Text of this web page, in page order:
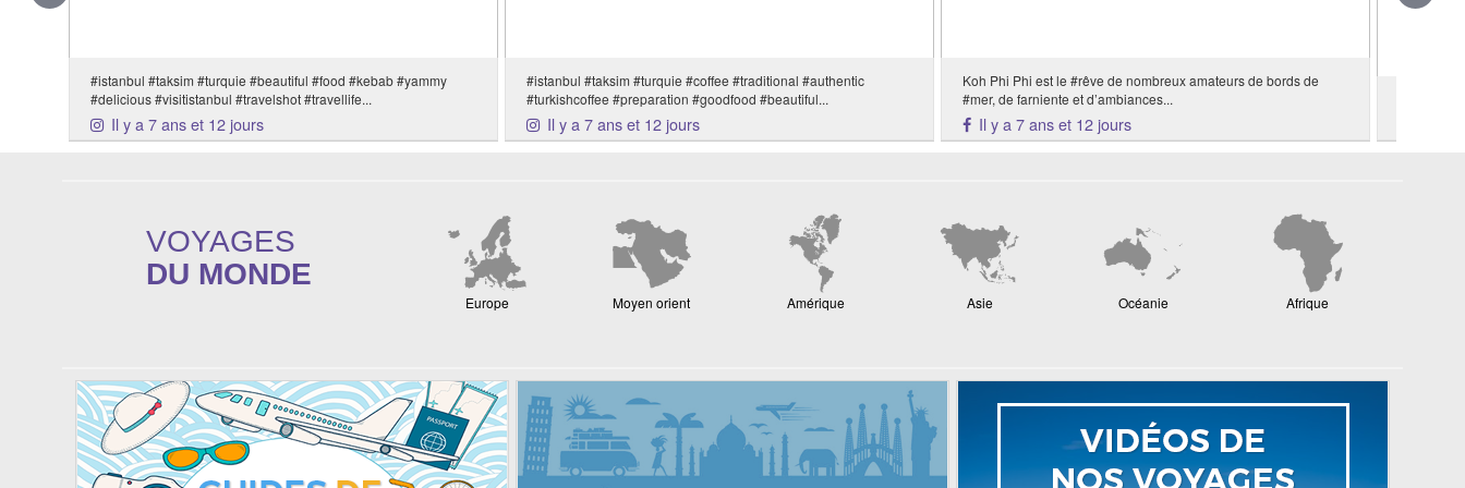
#istanbul #taksim #turquie #beautiful #food #kebab #yammy
#delicious #visitistanbul #travelshot #travellife...
Il y a 7 ans et 12 jours
#istanbul #taksim #turquie #coffee #traditional #authentic
#turkishcoffee #preparation #goodfood #beautiful...
Il y a 7 ans et 12 jours
Koh Phi Phi est le #rêve de nombreux amateurs de bords de
#mer, de farniente et d’ambiances...
Il y a 7 ans et 12 jours
VOYAGES
DU MONDE
Europe Moyen orient Amérique Asie Océanie Afrique